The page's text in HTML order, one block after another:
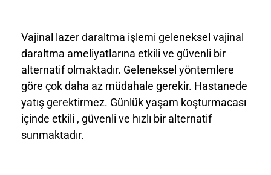
Vajinal lazer daraltma işlemi geleneksel vajinal
daraltma ameliyatlarına etkili ve güvenli bir
alternatif olmaktadır. Geleneksel yöntemlere
göre çok daha az müdahale gerekir. Hastanede
yatış gerektirmez. Günlük yaşam koşturmacası
içinde etkili , güvenli ve hızlı bir alternatif
sunmaktadır.